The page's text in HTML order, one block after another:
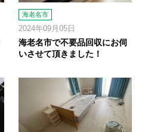
海老名市
2024年09月05日
海老名市で不要品回収にお伺
いさせて頂きました！